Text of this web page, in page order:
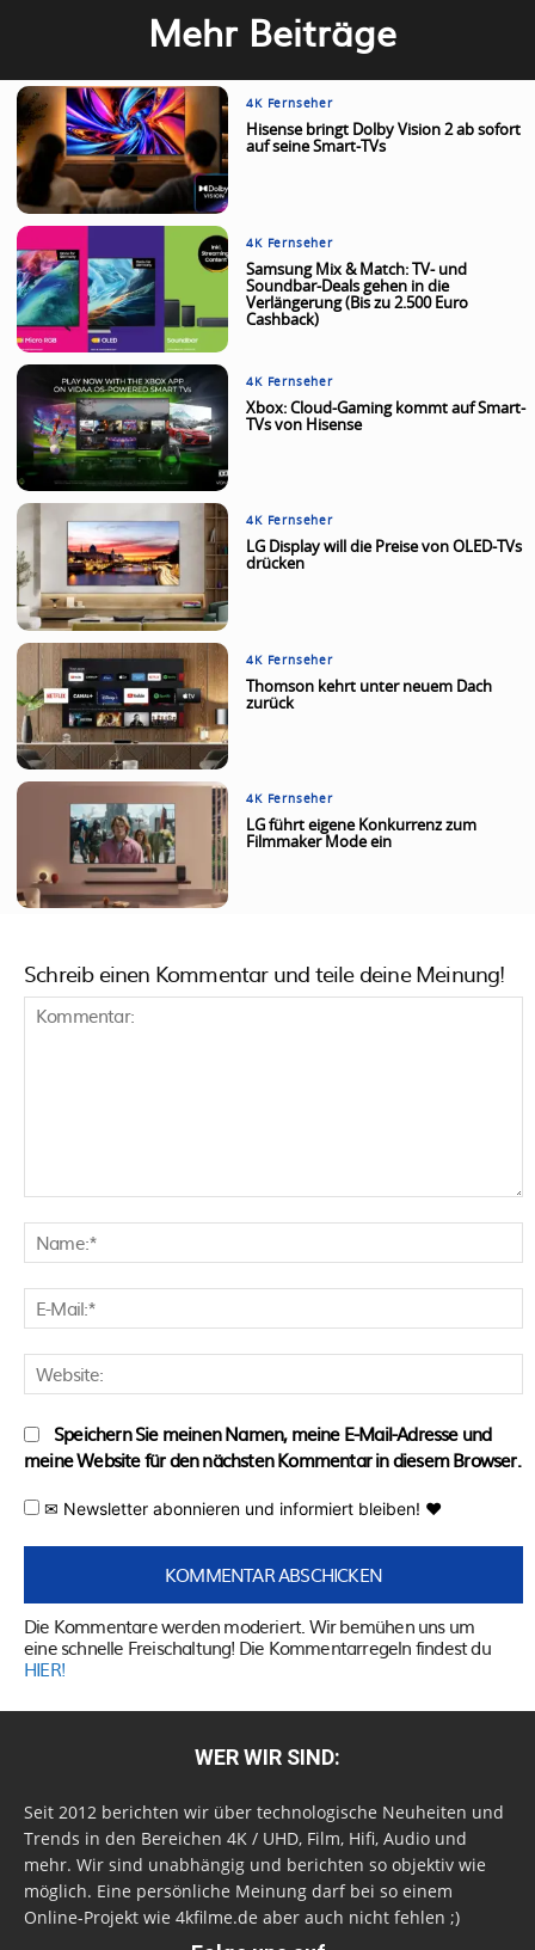
Mehr Beiträge
4K Fernseher
Hisense bringt Dolby Vision 2 ab sofort
auf seine Smart-TVs
4K Fernseher
Samsung Mix & Match: TV- und
Soundbar-Deals gehen in die
Verlängerung (Bis zu 2.500 Euro
Cashback)
4K Fernseher
Xbox: Cloud-Gaming kommt auf Smart-
TVs von Hisense
4K Fernseher
LG Display will die Preise von OLED-TVs
drücken
4K Fernseher
Thomson kehrt unter neuem Dach
zurück
4K Fernseher
LG führt eigene Konkurrenz zum
Filmmaker Mode ein
Schreib einen Kommentar und teile deine Meinung!
Speichern Sie meinen Namen, meine E-Mail-Adresse und
meine Website für den nächsten Kommentar in diesem Browser.
✉ Newsletter abonnieren und informiert bleiben! ♥
Die Kommentare werden moderiert. Wir bemühen uns um
eine schnelle Freischaltung! Die Kommentarregeln findest du
HIER!
WER WIR SIND:
Seit 2012 berichten wir über technologische Neuheiten und
Trends in den Bereichen 4K / UHD, Film, Hifi, Audio und
mehr. Wir sind unabhängig und berichten so objektiv wie
möglich. Eine persönliche Meinung darf bei so einem
Online-Projekt wie 4kfilme.de aber auch nicht fehlen ;)